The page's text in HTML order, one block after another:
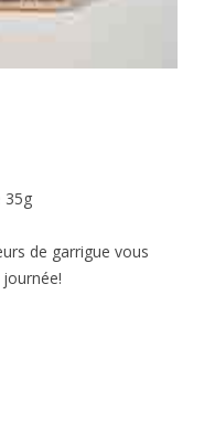
35g
de garrigue vous